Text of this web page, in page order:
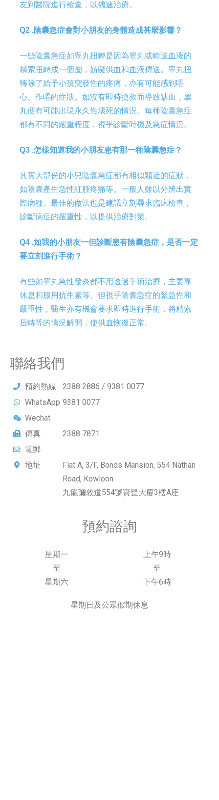
友到醫院進行檢查，以儘速治療。
Q2 .陰囊急症會對小朋友的身體造成甚麼影響？
一些陰囊急症如睾丸扭轉是因為睾丸或輸送血液的
精索扭轉成一個圈，妨礙供血和血液傳送。睾丸扭
轉除了給予小孩突發性的疼痛，亦有可能感到嘔
心、作嘔的症狀。如沒有即時搶救而導致缺血，睾
丸便有可能出現永久性壞死的情況。每種陰囊急症
都有不同的嚴重程度，視乎診斷時機及急症情況。
Q3 .怎樣知道我的小朋友患有那一種陰囊急症？
其實大部份的小兒陰囊急症都有相似類近的症狀，
如陰囊產生急性紅腫疼痛等。一般人難以分辨出實
際病種。最佳的做法也是建議立刻尋求臨床檢查，
診斷病症的嚴重性，以提供治療對策。
Q4 .如我的小朋友一但診斷患有陰囊急症，是否一定
要立刻進行手術？
有些如睾丸急性發炎都不用透過手術治療，主要靠
休息和服用抗生素等。但視乎陰囊急症的緊急性和
嚴重性，醫生亦有機會要求即時進行手術，將精索
扭轉等的情況解開，使供血恢復正常。
聯絡我們
預約熱線
2388 2886 / 9381 0077
WhatsApp 9381 0077
Wechat
傳真
2388 7871
電郵
地址
Flat A, 3/F, Bonds Mansion, 554 Nathan
Road, Kowloon
九龍彌敦道554號寶聲大廈3樓A座
預約諮詢
星期一
至
星期六
上午9時
至
下午6時
星期日及公眾假期休息